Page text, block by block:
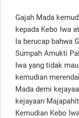
Gajah Mada
kepada Kebo Iwa
Ia berucap bahwa
Sumpah Amukti
Iwa yang tidak
kemudian
Mada demi
kejayaan
Kemudian Kebo